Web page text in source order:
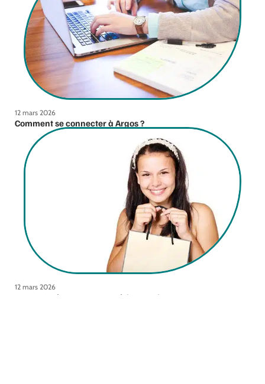
12 mars 2026
Comment se connecter à Argos ?
12 mars 2026
Comment évaluer son expérience client ?